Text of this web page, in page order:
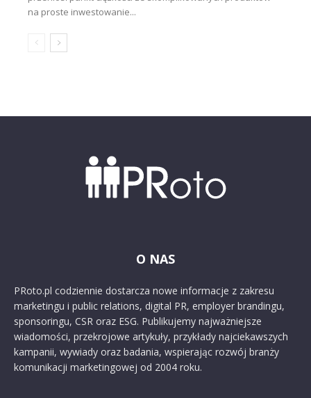
na proste inwestowanie...
O NAS
PRoto.pl codziennie dostarcza nowe informacje z zakresu
marketingu i public relations, digital PR, employer brandingu,
sponsoringu, CSR oraz ESG. Publikujemy najważniejsze
wiadomości, przekrojowe artykuły, przykłady najciekawszych
kampanii, wywiady oraz badania, wspierając rozwój branży
komunikacji marketingowej od 2004 roku.